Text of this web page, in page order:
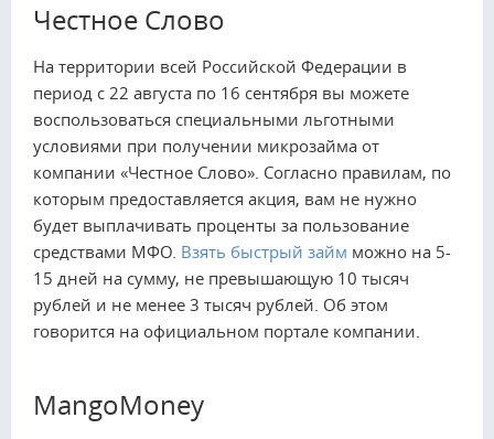
Честное Слово
На территории всей Российской Федерации в
период с 22 августа по 16 сентября вы можете
воспользоваться специальными льготными
условиями при получении микрозайма от
компании «Честное Слово». Согласно правилам, по
которым предоставляется акция, вам не нужно
будет выплачивать проценты за пользование
средствами МФО. Взять быстрый займ можно на 5-
15 дней на сумму, не превышающую 10 тысяч
рублей и не менее 3 тысяч рублей. Об этом
говорится на официальном портале компании.
MangoMoney